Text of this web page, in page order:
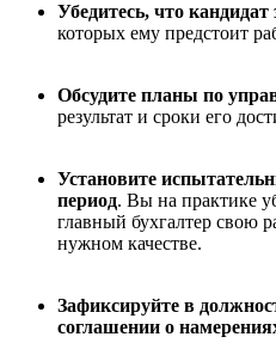
Убедитесь, что
которых ему предстоит
Обсудите планы по
результат и сроки его
Установите
период. Вы на практике
главный бухгалтер свою
нужном качестве.
Зафиксируйте в
соглашении о